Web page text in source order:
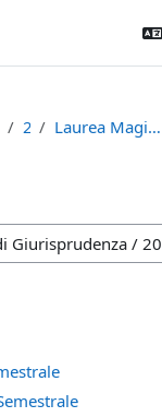
2022 Laurea Magistrale Ciclo Unico 5 anni